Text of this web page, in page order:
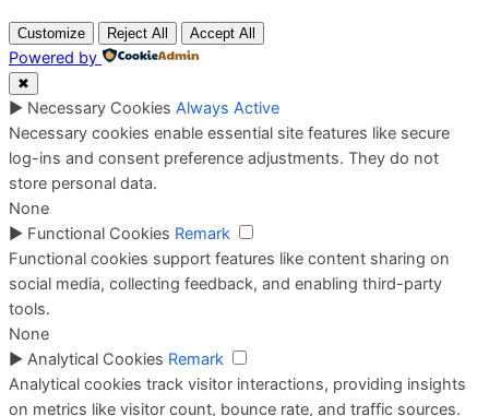
Customize Reject All Accept All
Powered by
✖
► Necessary Cookies Always Active
Necessary cookies enable essential site features like secure
log-ins and consent preference adjustments. They do not
store personal data.
None
► Functional Cookies Remark
Functional cookies support features like content sharing on
social media, collecting feedback, and enabling third-party
tools.
None
► Analytical Cookies Remark
Analytical cookies track visitor interactions, providing insights
on metrics like visitor count, bounce rate, and traffic sources.